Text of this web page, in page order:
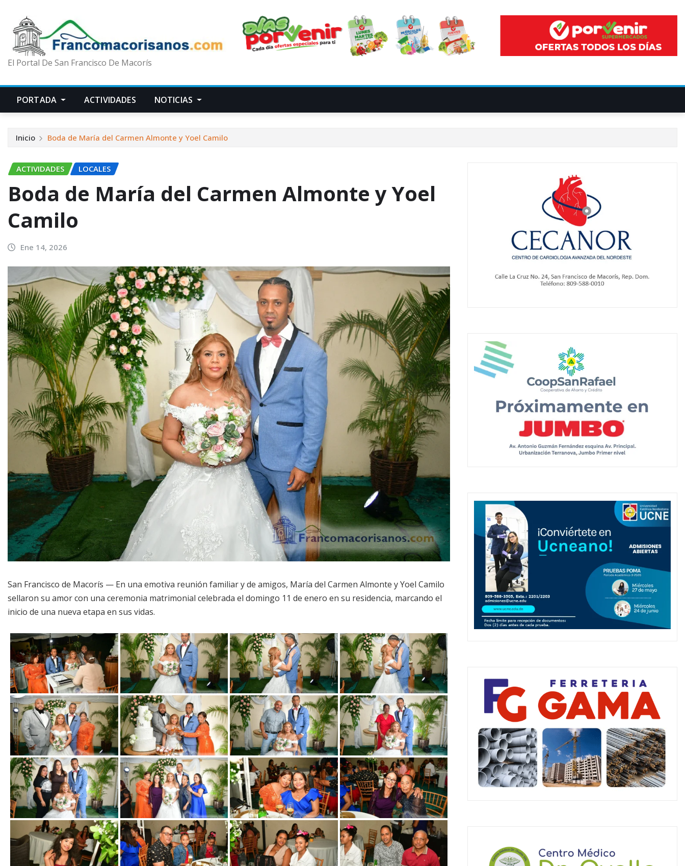
El Portal De San Francisco De Macorís
PORTADA ACTIVIDADES NOTICIAS
Inicio Boda de María del Carmen Almonte y Yoel Camilo
ACTIVIDADES LOCALES
Boda de María del Carmen Almonte y Yoel
Camilo
Ene 14, 2026
San Francisco de Macorís — En una emotiva reunión familiar y de amigos, María del Carmen Almonte y Yoel Camilo
sellaron su amor con una ceremonia matrimonial celebrada el domingo 11 de enero en su residencia, marcando el
inicio de una nueva etapa en sus vidas.